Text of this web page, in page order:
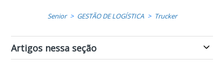
Senior GESTÃO DE LOGÍSTICA Trucker
Artigos nessa seção